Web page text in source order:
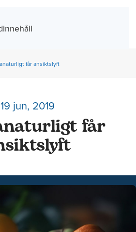
får ansiktslyft
19 jun, 2019
får